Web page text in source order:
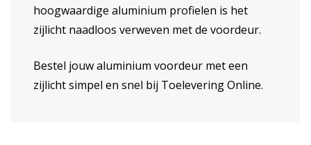
hoogwaardige aluminium profielen is het
zijlicht naadloos verweven met de voordeur.
Bestel jouw aluminium voordeur met een
zijlicht simpel en snel bij Toelevering Online.